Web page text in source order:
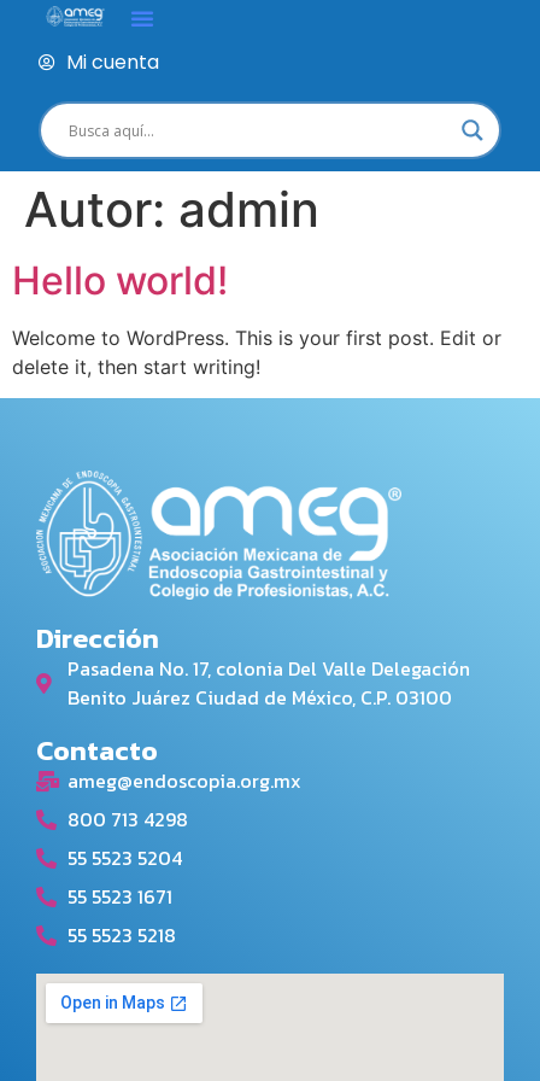
Mi cuenta
Autor: admin
Hello world!
Welcome to WordPress. This is your first post. Edit or
delete it, then start writing!
Dirección
Pasadena No. 17, colonia Del Valle Delegación
Benito Juárez Ciudad de México, C.P. 03100
Contacto
ameg@endoscopia.org.mx
800 713 4298
55 5523 5204
55 5523 1671
55 5523 5218